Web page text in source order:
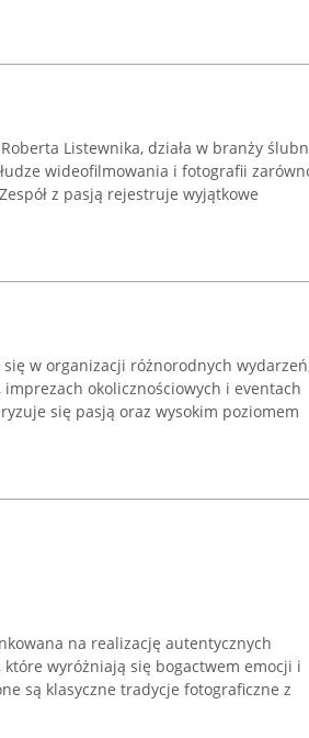
Listewnika, działa w branży
wideofilmowania i fotografii
z pasją rejestruje wyjątkowe
w organizacji różnorodnych
imprezach okolicznościowych i eventach
się pasją oraz wysokim poziomem
na realizację autentycznych
wyróżniają się bogactwem emocji i
są klasyczne tradycje fotograficzne z